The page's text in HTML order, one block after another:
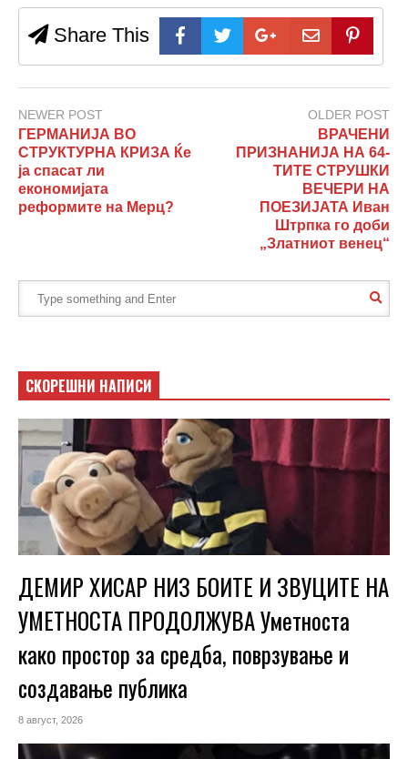
Share This
NEWER POST
ГЕРМАНИЈА ВО
СТРУКТУРНА КРИЗА Ќе
ја спасат ли
економијата
реформите на Мерц?
OLDER POST
ВРАЧЕНИ
ПРИЗНАНИЈА НА 64-
ТИТЕ СТРУШКИ
ВЕЧЕРИ НА
ПОЕЗИЈАТА Иван
Штрпка го доби
„Златниот венец“
СКОРЕШНИ НАПИСИ
ДЕМИР ХИСАР НИЗ БОИТЕ И ЗВУЦИТЕ НА
УМЕТНОСТА ПРОДОЛЖУВА Уметноста
како простор за средба, поврзување и
создавање публика
8 август, 2026